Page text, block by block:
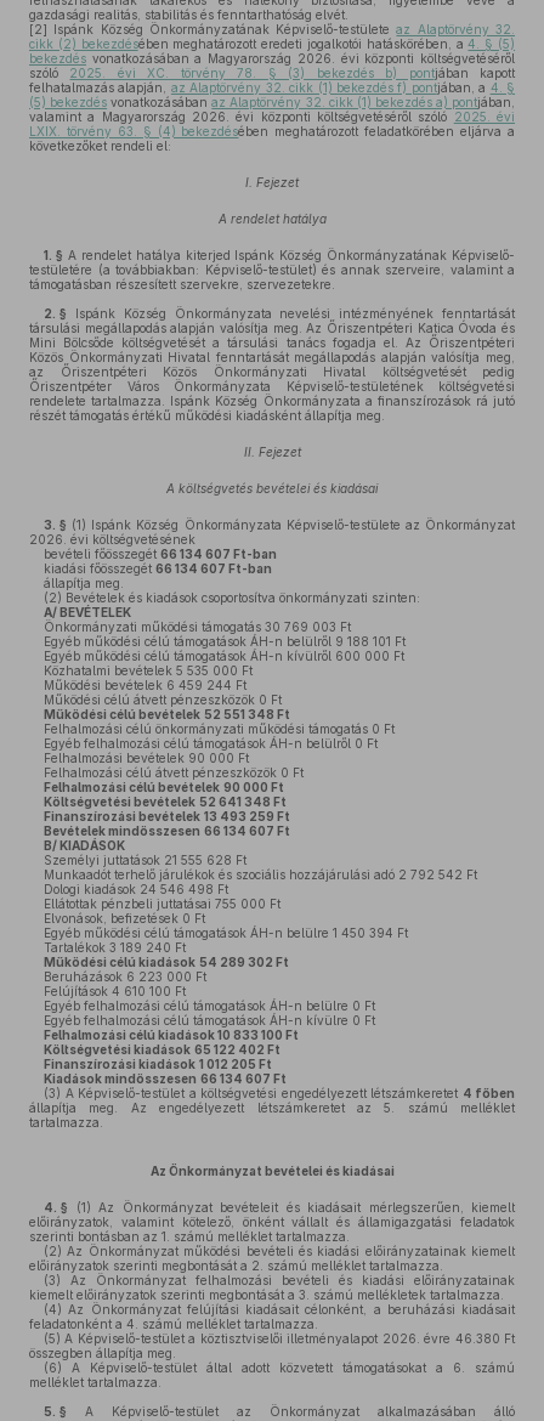
gazdasági realitás, stabilitás és fenntarthatóság elvét.
[2] Ispánk Község Önkormányzatának Képviselő-testületeaz Alaptörvény 32.
cikk (2) bekezdésében meghatározott eredeti jogalkotói hatáskörében, a4. § (5)
bekezdés vonatkozásában a Magyarország 2026. évi központi költségvetéséről
szóló 2025. évi XC. törvény 78. § (3) bekezdés b) pontjában kapott
felhatalmazás alapján, az Alaptörvény 32. cikk (1) bekezdés f) pontjában, a 4. §
(5) bekezdés vonatkozásábanaz Alaptörvény 32. cikk (1) bekezdés a) pontjában,
valamint a Magyarország 2026. évi központi költségvetéséről szóló 2025. évi
LXIX. törvény 63. § (4) bekezdésében meghatározott feladatkörében eljárva a
következőket rendeli el:
I. Fejezet
A rendelet hatálya
1. § A rendelet hatálya kiterjed Ispánk Község Önkormányzatának Képviselő-
testületére (a továbbiakban: Képviselő-testület) és annak szerveire, valamint a
támogatásban részesített szervekre, szervezetekre.
2. § Ispánk Község Önkormányzata nevelési intézményének fenntartását
társulási megállapodás alapján valósítja meg. Az Őriszentpéteri Katica Óvoda és
Mini Bölcsőde költségvetését a társulási tanács fogadja el. Az Őriszentpéteri
Közös Önkormányzati Hivatal fenntartását megállapodás alapján valósítja meg,
az Őriszentpéteri Közös Önkormányzati Hivatal költségvetését pedig
Őriszentpéter Város Önkormányzata Képviselő-testületének költségvetési
rendelete tartalmazza. Ispánk Község Önkormányzata a finanszírozások rá jutó
részét támogatás értékű működési kiadásként állapítja meg.
II. Fejezet
A költségvetés bevételei és kiadásai
3. § (1) Ispánk Község Önkormányzata Képviselő-testülete az Önkormányzat
2026. évi költségvetésének
bevételi főösszegét 66 134 607 Ft-ban
kiadási főösszegét 66 134 607 Ft-ban
állapítja meg.
(2) Bevételek és kiadások csoportosítva önkormányzati szinten:
A/ BEVÉTELEK
Önkormányzati működési támogatás 30 769 003 Ft
Egyéb működési célú támogatások ÁH-n belülről 9 188 101 Ft
Egyéb működési célú támogatások ÁH-n kívülről 600 000 Ft
Közhatalmi bevételek 5 535 000 Ft
Működési bevételek 6 459 244 Ft
Működési célú átvett pénzeszközök 0 Ft
Működési célú bevételek 52 551 348 Ft
Felhalmozási célú önkormányzati működési támogatás 0 Ft
Egyéb felhalmozási célú támogatások ÁH-n belülről 0 Ft
Felhalmozási bevételek 90 000 Ft
Felhalmozási célú átvett pénzeszközök 0 Ft
Felhalmozási célú bevételek 90 000 Ft
Költségvetési bevételek 52 641 348 Ft
Finanszírozási bevételek 13 493 259 Ft
Bevételek mindösszesen 66 134 607 Ft
B/ KIADÁSOK
Személyi juttatások 21 555 628 Ft
Munkaadót terhelő járulékok és szociális hozzájárulási adó 2 792 542 Ft
Dologi kiadások 24 546 498 Ft
Ellátottak pénzbeli juttatásai 755 000 Ft
Elvonások, befizetések 0 Ft
Egyéb működési célú támogatások ÁH-n belülre 1 450 394 Ft
Tartalékok 3 189 240 Ft
Működési célú kiadások 54 289 302 Ft
Beruházások 6 223 000 Ft
Felújítások 4 610 100 Ft
Egyéb felhalmozási célú támogatások ÁH-n belülre 0 Ft
Egyéb felhalmozási célú támogatások ÁH-n kívülre 0 Ft
Felhalmozási célú kiadások 10 833 100 Ft
Költségvetési kiadások 65 122 402 Ft
Finanszírozási kiadások 1 012 205 Ft
Kiadások mindösszesen 66 134 607 Ft
(3) A Képviselő-testület a költségvetési engedélyezett létszámkeretet 4 főben
állapítja meg. Az engedélyezett létszámkeretet az 5. számú melléklet
tartalmazza.
Az Önkormányzat bevételei és kiadásai
4. § (1) Az Önkormányzat bevételeit és kiadásait mérlegszerűen, kiemelt
előirányzatok, valamint kötelező, önként vállalt és államigazgatási feladatok
szerinti bontásban az 1. számú melléklet tartalmazza.
(2) Az Önkormányzat működési bevételi és kiadási előirányzatainak kiemelt
előirányzatok szerinti megbontását a 2. számú melléklet tartalmazza.
(3) Az Önkormányzat felhalmozási bevételi és kiadási előirányzatainak
kiemelt előirányzatok szerinti megbontását a 3. számú mellékletek tartalmazza.
(4) Az Önkormányzat felújítási kiadásait célonként, a beruházási kiadásait
feladatonként a 4. számú melléklet tartalmazza.
(5) A Képviselő-testület a köztisztviselői illetményalapot 2026. évre 46.380 Ft
összegben állapítja meg.
(6) A Képviselő-testület által adott közvetett támogatásokat a 6. számú
melléklet tartalmazza.
5. § A Képviselő-testület az Önkormányzat alkalmazásában álló